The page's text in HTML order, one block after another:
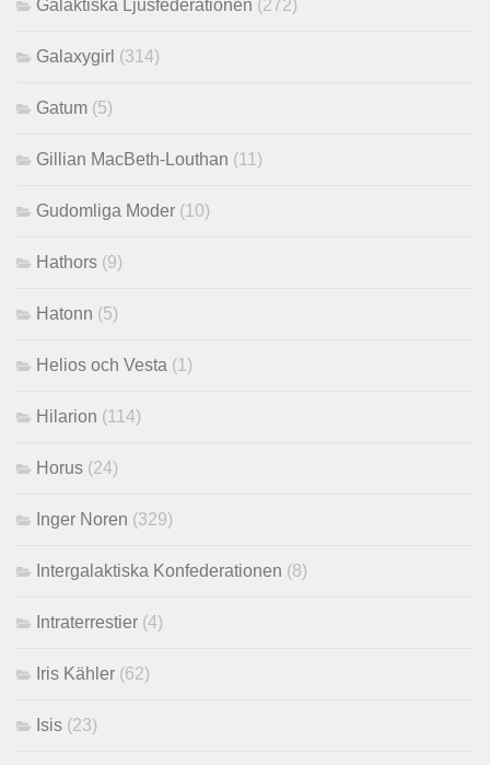
Galaktiska Ljusfederationen (272)
Galaxygirl (314)
Gatum (5)
Gillian MacBeth-Louthan (11)
Gudomliga Moder (10)
Hathors (9)
Hatonn (5)
Helios och Vesta (1)
Hilarion (114)
Horus (24)
Inger Noren (329)
Intergalaktiska Konfederationen (8)
Intraterrestier (4)
Iris Kähler (62)
Isis (23)